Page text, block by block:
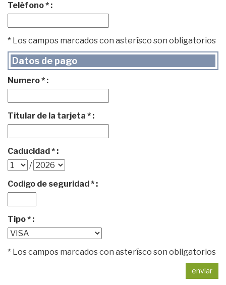
Teléfono * :
* Los campos marcados con asterísco son obligatorios
Datos de pago
Numero * :
Titular de la tarjeta * :
Caducidad * :
/
Codigo de seguridad * :
Tipo * :
* Los campos marcados con asterísco son obligatorios
enviar